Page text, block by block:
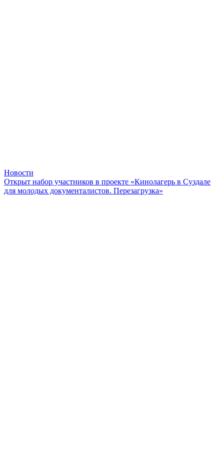
Новости
Открыт набор участников в проекте «Кинолагерь в Суздале
для молодых документалистов. Перезагрузка»